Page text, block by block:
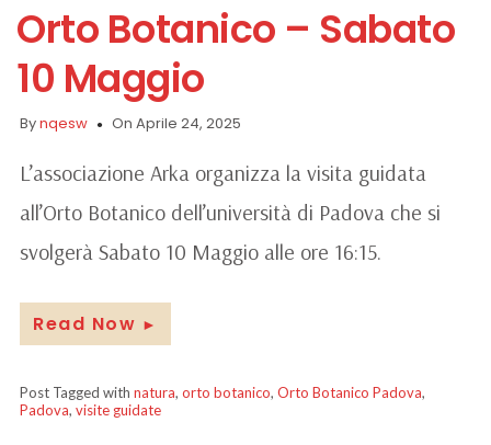
Orto Botanico – Sabato
10 Maggio
Bynqesw On Aprile 24, 2025
L’associazione Arka organizza la visita guidata
all’Orto Botanico dell’università di Padova che si
svolgerà Sabato 10 Maggio alle ore 16:15.
Read Now ►
Post Tagged with natura, orto botanico, Orto Botanico Padova,
Padova, visite guidate